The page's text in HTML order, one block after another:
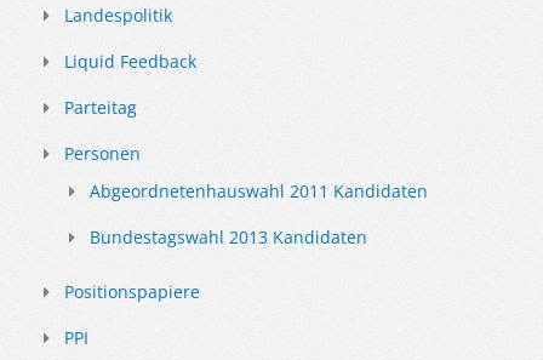
Landespolitik
Liquid Feedback
Parteitag
Personen
Abgeordnetenhauswahl 2011 Kandidaten
Bundestagswahl 2013 Kandidaten
Positionspapiere
PPI